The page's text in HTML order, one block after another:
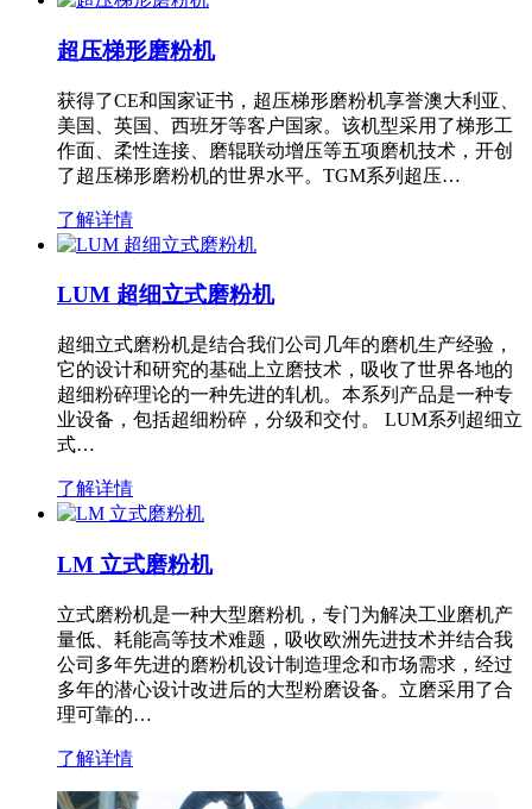
超压梯形磨粉机
获得了CE和国家证书，超压梯形磨粉机享誉澳大利亚、
美国、英国、西班牙等客户国家。该机型采用了梯形工
作面、柔性连接、磨辊联动增压等五项磨机技术，开创
了超压梯形磨粉机的世界水平。TGM系列超压…
了解详情
LUM 超细立式磨粉机
超细立式磨粉机是结合我们公司几年的磨机生产经验，
它的设计和研究的基础上立磨技术，吸收了世界各地的
超细粉碎理论的一种先进的轧机。本系列产品是一种专
业设备，包括超细粉碎，分级和交付。 LUM系列超细立
式…
了解详情
LM 立式磨粉机
立式磨粉机是一种大型磨粉机，专门为解决工业磨机产
量低、耗能高等技术难题，吸收欧洲先进技术并结合我
公司多年先进的磨粉机设计制造理念和市场需求，经过
多年的潜心设计改进后的大型粉磨设备。立磨采用了合
理可靠的…
了解详情